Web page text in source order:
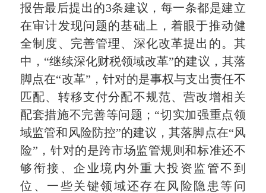
报告最后提出的3条建议，每一条都是建立
在审计发现问题的基础上，着眼于推动健
全制度、完善管理、深化改革提出的。其
中，“继续深化财税领域改革”的建议，其落
脚点在“改革”，针对的是事权与支出责任不
匹配、转移支付分配不规范、营改增相关
配套措施不完善等问题；“切实加强重点领
域监管和风险防控”的建议，其落脚点在“风
险”，针对的是跨市场监管规则和标准还不
够衔接、企业境内外重大投资监管不到
位、一些关键领域还存在风险隐患等问